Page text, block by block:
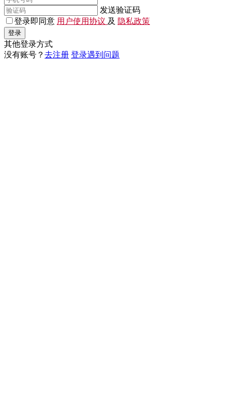
发送验证码
登录即同意 用户使用协议 及 隐私政策
登录
其他登录方式
没有账号？ 去注册 登录遇到问题